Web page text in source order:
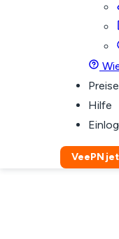
Preise
Hilfe
VeePN